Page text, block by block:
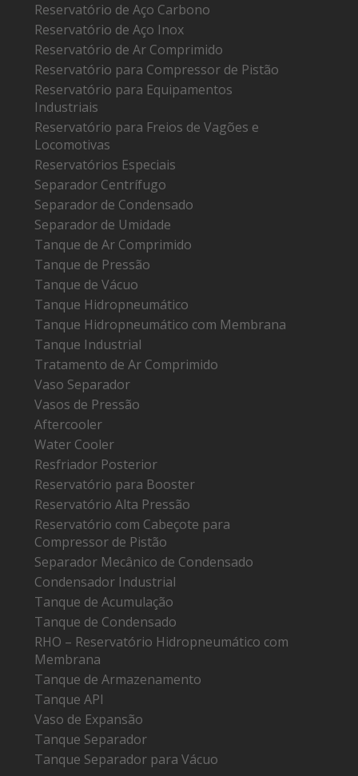
Reservatório de Aço Carbono
Reservatório de Aço Inox
Reservatório de Ar Comprimido
Reservatório para Compressor de Pistão
Reservatório para Equipamentos
Industriais
Reservatório para Freios de Vagões e
Locomotivas
Reservatórios Especiais
Separador Centrífugo
Separador de Condensado
Separador de Umidade
Tanque de Ar Comprimido
Tanque de Pressão
Tanque de Vácuo
Tanque Hidropneumático
Tanque Hidropneumático com Membrana
Tanque Industrial
Tratamento de Ar Comprimido
Vaso Separador
Vasos de Pressão
Aftercooler
Water Cooler
Resfriador Posterior
Reservatório para Booster
Reservatório Alta Pressão
Reservatório com Cabeçote para
Compressor de Pistão
Separador Mecânico de Condensado
Condensador Industrial
Tanque de Acumulação
Tanque de Condensado
RHO – Reservatório Hidropneumático com
Membrana
Tanque de Armazenamento
Tanque API
Vaso de Expansão
Tanque Separador
Tanque Separador para Vácuo